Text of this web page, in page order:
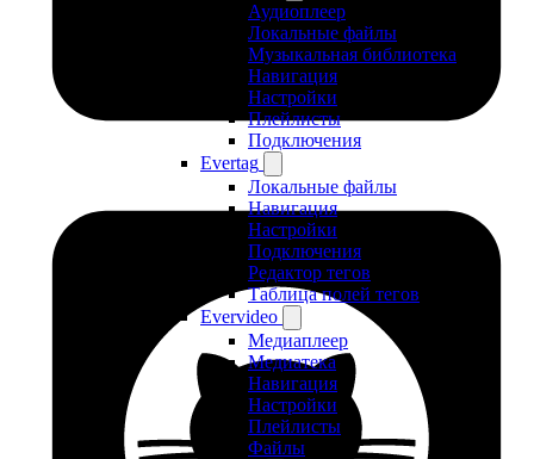
Аудиоплеер
Локальные файлы
Музыкальная библиотека
Навигация
Настройки
Плейлисты
Подключения
Evertag
Локальные файлы
Навигация
Настройки
Подключения
Редактор тегов
Таблица полей тегов
Evervideo
Медиаплеер
Медиатека
Навигация
Настройки
Плейлисты
Файлы